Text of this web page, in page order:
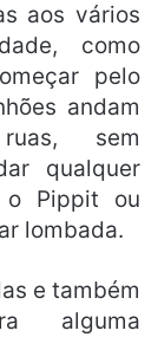
aos vários
como
pelo
andam
ruas, sem
qualquer
o Pippit ou
lombada.
e também
alguma